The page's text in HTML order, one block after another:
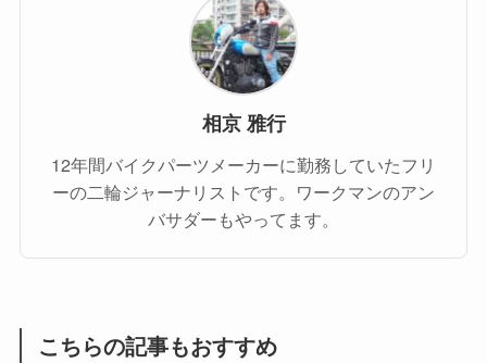
相京 雅行
12年間バイクパーツメーカーに勤務していたフリ
ーの二輪ジャーナリストです。ワークマンのアン
バサダーもやってます。
こちらの記事もおすすめ